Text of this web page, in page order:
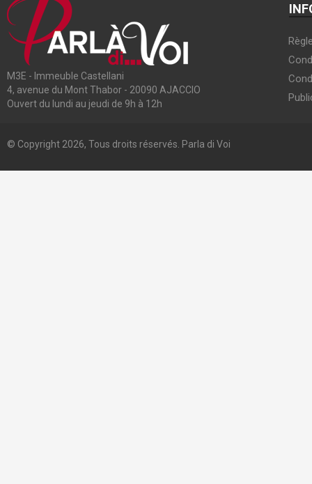
M3E - Immeuble Castellani
4, avenue du Mont Thabor - 20090 AJACCIO
Ouvert du lundi au jeudi de 9h à 12h
© Copyright 2026, Tous droits réservés. Parla di Voi